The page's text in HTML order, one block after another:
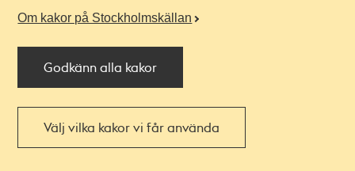
Om kakor på Stockholmskällan
Godkänn alla kakor
Välj vilka kakor vi får använda